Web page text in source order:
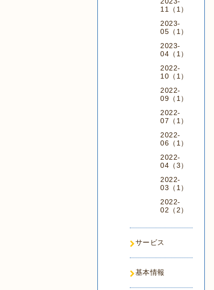
11（1）
2023-
05（1）
2023-
04（1）
2022-
10（1）
2022-
09（1）
2022-
07（1）
2022-
06（1）
2022-
04（3）
2022-
03（1）
2022-
02（2）
サービス
基本情報